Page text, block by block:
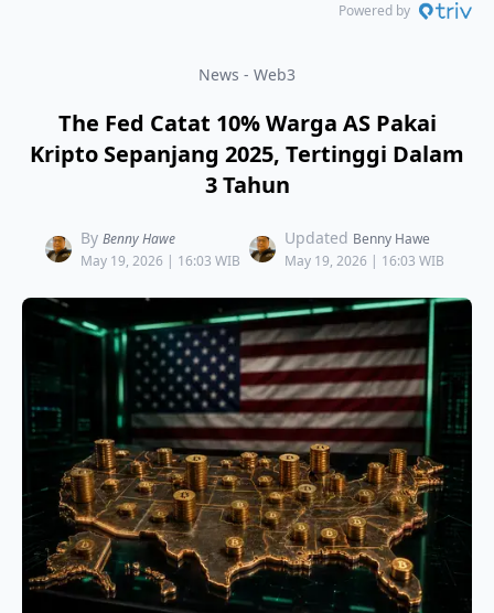
Powered by
News - Web3
The Fed Catat 10% Warga AS Pakai
Kripto Sepanjang 2025, Tertinggi Dalam
3 Tahun
By Benny Hawe
May 19, 2026 | 16:03 WIB
Updated Benny Hawe
May 19, 2026 | 16:03 WIB